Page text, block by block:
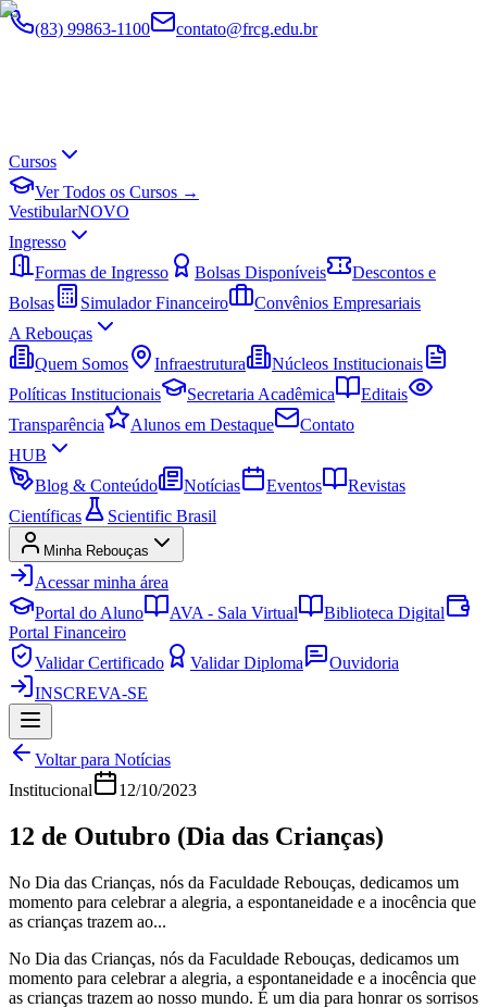
(83) 99863-1100 contato@frcg.edu.br
Cursos
Ver Todos os Cursos →
VestibularNOVO
Ingresso
Formas de Ingresso
Bolsas Disponíveis
Descontos e
Bolsas
Simulador Financeiro
Convênios Empresariais
A Rebouças
Quem Somos
Infraestrutura
Núcleos Institucionais
Políticas Institucionais
Secretaria Acadêmica
Editais
Transparência
Alunos em Destaque
Contato
HUB
Blog & Conteúdo
Notícias Eventos
Revistas
Científicas
Scientific Brasil
Minha Rebouças
Acessar minha área
Portal do Aluno
AVA - Sala Virtual
Biblioteca Digital
Portal Financeiro
Validar Certificado
Validar Diploma
Ouvidoria
INSCREVA-SE
Voltar para Notícias
Institucional
12/10/2023
12 de Outubro (Dia das Crianças)
No Dia das Crianças, nós da Faculdade Rebouças, dedicamos um
momento para celebrar a alegria, a espontaneidade e a inocência que
as crianças trazem ao...
No Dia das Crianças, nós da Faculdade Rebouças, dedicamos um
momento para celebrar a alegria, a espontaneidade e a inocência que
as crianças trazem ao nosso mundo. É um dia para honrar os sorrisos